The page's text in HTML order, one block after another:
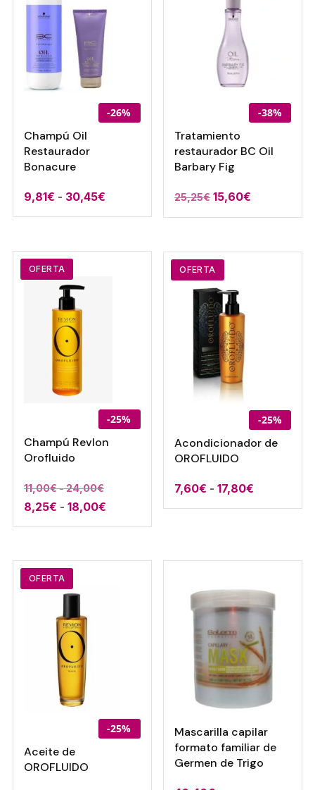
-26%
Champú Oil
Restaurador
Bonacure
9,81€ - 30,45€Rango
de
desde
-38%
Tratamiento
restaurador BC Oil
Barbary Fig
25,25€ El
precio
era:
25,25€.
15,60€
precio
es:
OFERTA
-25%
Champú Revlon
Orofluido
11,00€-24,00€Rango
de
precios:
11,00€
8,25€ - 18,00€Rango
de
desde
OFERTA
-25%
Acondicionador de
OROFLUIDO
7,60€ - 17,80€
de
7,60€
17,80€
OFERTA
-25%
Aceite de
OROFLUIDO
Mascarilla capilar
formato familiar de
Germen de Trigo